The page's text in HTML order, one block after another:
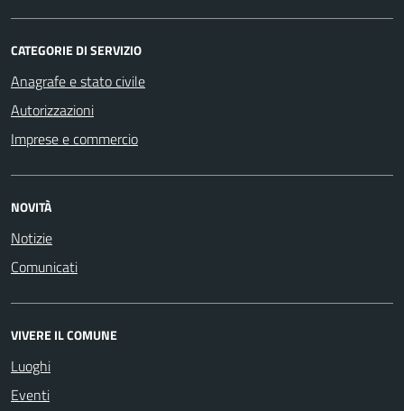
CATEGORIE DI SERVIZIO
Anagrafe e stato civile
Autorizzazioni
Imprese e commercio
NOVITÀ
Notizie
Comunicati
VIVERE IL COMUNE
Luoghi
Eventi